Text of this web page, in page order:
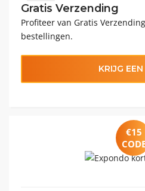
Gratis Verzending
Profiteer van Gratis
bestellingen.
KRIJG
€15